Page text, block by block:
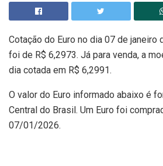
Cotação do Euro no dia 07 de janeiro
foi de R$ 6,2973. Já para venda, a
dia cotada em R$ 6,2991.
O valor do Euro informado abaixo é
Central do Brasil. Um Euro foi
07/01/2026.